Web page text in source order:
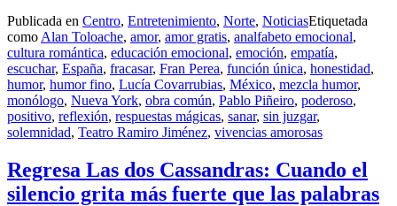
Publicada en Centro, Entretenimiento, Norte, NoticiasEtiquetada
como Alan Toloache, amor, amor gratis, analfabeto emocional,
cultura romántica, educación emocional, emoción, empatía,
escuchar, España, fracasar, Fran Perea, función única, honestidad,
humor, humor fino, Lucía Covarrubias, México, mezcla humor,
monólogo, Nueva York, obra común, Pablo Piñeiro, poderoso,
positivo, reflexión, respuestas mágicas, sanar, sin juzgar,
solemnidad, Teatro Ramiro Jiménez, vivencias amorosas
Regresa Las dos Cassandras: Cuando el
silencio grita más fuerte que las palabras